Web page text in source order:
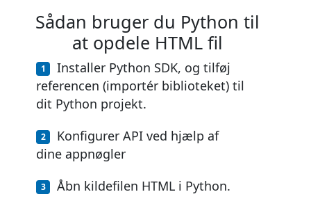
Sådan bruger du Python til
at opdele HTML fil
Installer Python SDK, og tilføj
referencen (importér biblioteket) til
dit Python projekt.
Konfigurer API ved hjælp af
dine appnøgler
Åbn kildefilen HTML i Python.